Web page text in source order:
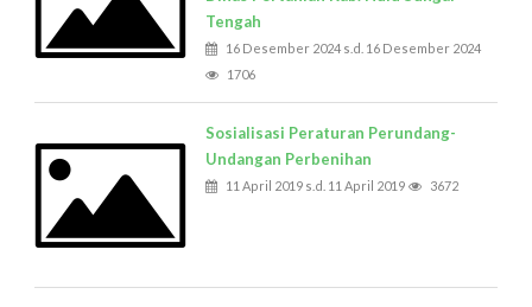
Tengah
16 Desember 2024 s.d. 16 Desember 2024
1706
Sosialisasi Peraturan Perundang-
Undangan Perbenihan
11 April 2019 s.d. 11 April 2019 3672